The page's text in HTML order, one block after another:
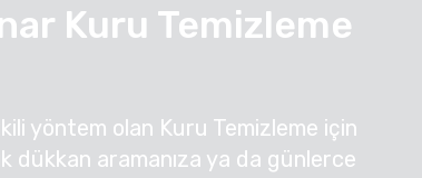
Kuru Temizleme
yöntem olan Kuru Temizleme için
dükkan aramanıza ya da günlerce